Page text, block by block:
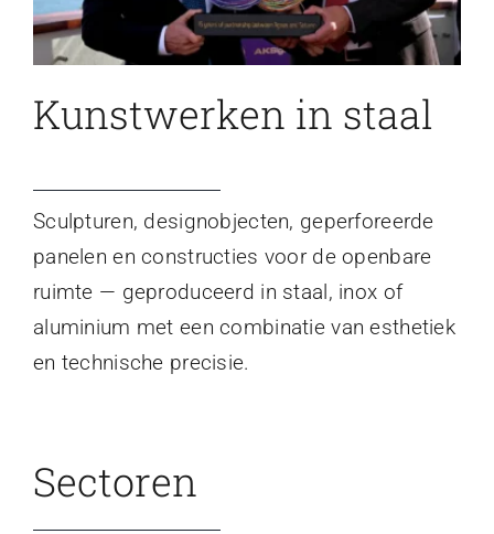
Kunstwerken in staal
Sculpturen, designobjecten, geperforeerde
panelen en constructies voor de openbare
ruimte — geproduceerd in staal, inox of
aluminium met een combinatie van esthetiek
en technische precisie.
Sectoren